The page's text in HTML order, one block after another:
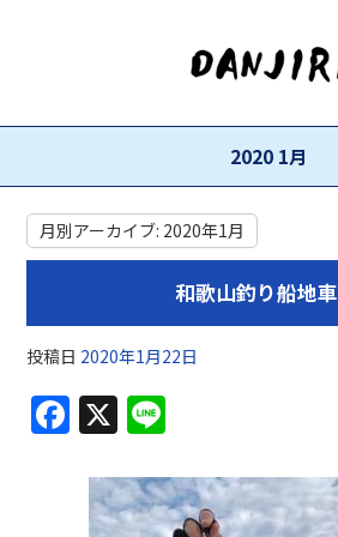
2020 1月
月別アーカイブ: 2020年1月
和歌山釣り船地車
投稿日 2020年1月22日
F
a
c
X
e